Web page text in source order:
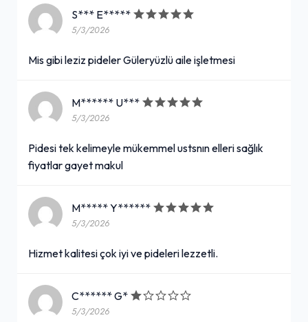
S*** E*****
5/3/2026
Mis gibi leziz pideler Güleryüzlü aile işletmesi
M****** U***
5/3/2026
Pidesi tek kelimeyle mükemmel ustsnın elleri sağlık
fiyatlar gayet makul
M***** Y******
5/3/2026
Hizmet kalitesi çok iyi ve pideleri lezzetli.
C****** G*
5/3/2026